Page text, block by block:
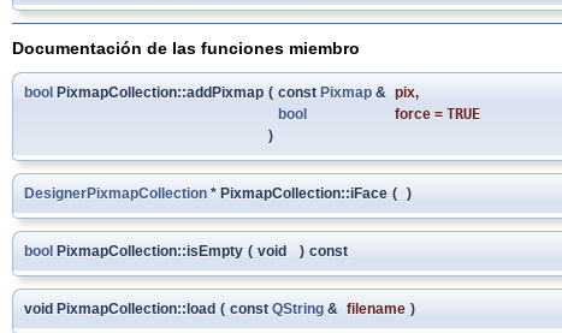
Documentación de las funciones miembro
bool PixmapCollection::addPixmap ( const Pixmap & pix,
bool
force = TRUE
)
DesignerPixmapCollection * PixmapCollection::iFace ( )
bool PixmapCollection::isEmpty ( void ) const
void PixmapCollection::load ( const QString & filename )